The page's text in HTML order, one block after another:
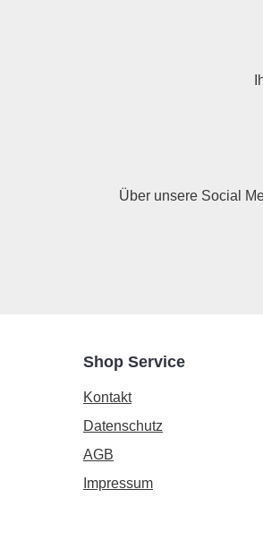
Über unsere Social
Shop Service
Kontakt
Datenschutz
AGB
Impressum